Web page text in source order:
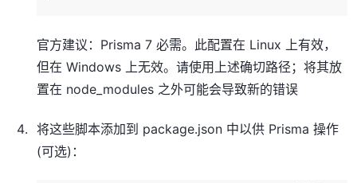
官方建议：Prisma 7 必需。此配置在 Linux 上有效，
但在 Windows 上无效。请使用上述确切路径；将其放
置在 node_modules 之外可能会导致新的错误
将这些脚本添加到 package.json 中以供 Prisma 操作
(可选)：